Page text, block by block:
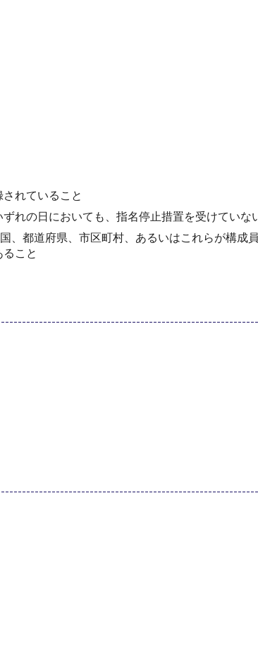
れていること
れの日においても、指名停止措置を受けていな
、都道府県、市区町村、あるいはこれらが構成
こと